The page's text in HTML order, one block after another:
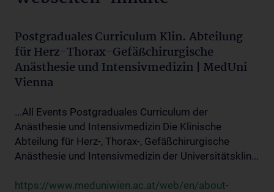
Postgraduales Curriculum Klin. Abteilung
für Herz-Thorax-Gefäßchirurgische
Anästhesie und Intensivmedizin | MedUni
Vienna
...All Events Postgraduales Curriculum der
Anästhesie und Intensivmedizin Die Klinische
Abteilung für Herz-, Thorax-, Gefäßchirurgische
Anästhesie und Intensivmedizin der Universitätsklin...
https://www.meduniwien.ac.at/web/en/about-